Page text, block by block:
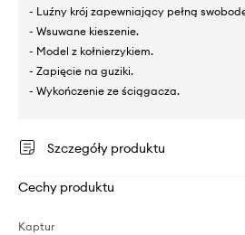
- Luźny krój zapewniający pełną
- Wsuwane kieszenie.
- Model z kołnierzykiem.
- Zapięcie na guziki.
- Wykończenie ze ściągacza.
Szczegóły produktu
Cechy produktu
Kaptur